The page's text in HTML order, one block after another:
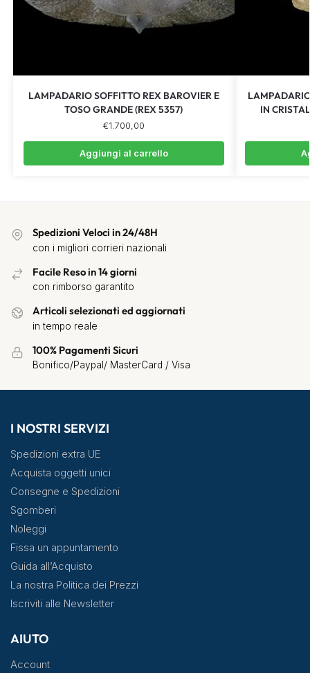
LAMPADARIO SOFFITTO REX BAROVIER E
TOSO GRANDE (REX 5357)
€1.700,00
Aggiungi al carrello
IN
Spedizioni Veloci in 24/48H
con i migliori corrieri nazionali
Facile Reso in 14 giorni
con rimborso garantito
Articoli selezionati ed aggiornati
in tempo reale
100% Pagamenti Sicuri
Bonifico/Paypal/ MasterCard / Visa
I NOSTRI SERVIZI
Spedizioni extra UE
Acquista oggetti unici
Consegne e Spedizioni
Sgomberi
Noleggi
Fissa un appuntamento
Guida all’Acquisto
La nostra Politica dei Prezzi
Iscriviti alle Newsletter
AIUTO
Account